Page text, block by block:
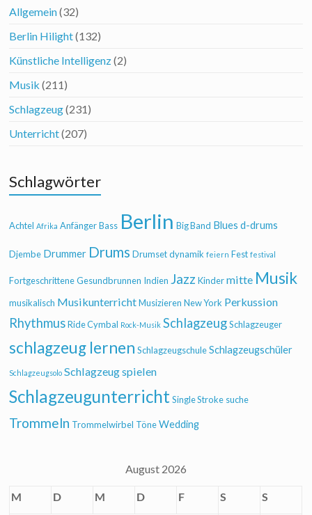
Allgemein(32)
Berlin Hilight(132)
Künstliche Intelligenz(2)
Musik (211)
Schlagzeug(231)
Unterricht(207)
Schlagwörter
Achtel Afrika Anfänger Bass Berlin Big Band Blues d-drums
Djembe Drummer Drums Drumset dynamik feiern Fest festival
Fortgeschrittene Gesundbrunnen Indien Jazz Kinder mitte Musik
musikalisch Musikunterricht Musizieren New York Perkussion
Rhythmus Ride Cymbal Rock-Musik Schlagzeug Schlagzeuger
schlagzeug lernen Schlagzeugschule Schlagzeugschüler
Schlagzeugsolo Schlagzeug spielen
Schlagzeugunterricht Single Stroke suche
Trommeln Trommelwirbel Töne Wedding
August 2026
M D M D F S S